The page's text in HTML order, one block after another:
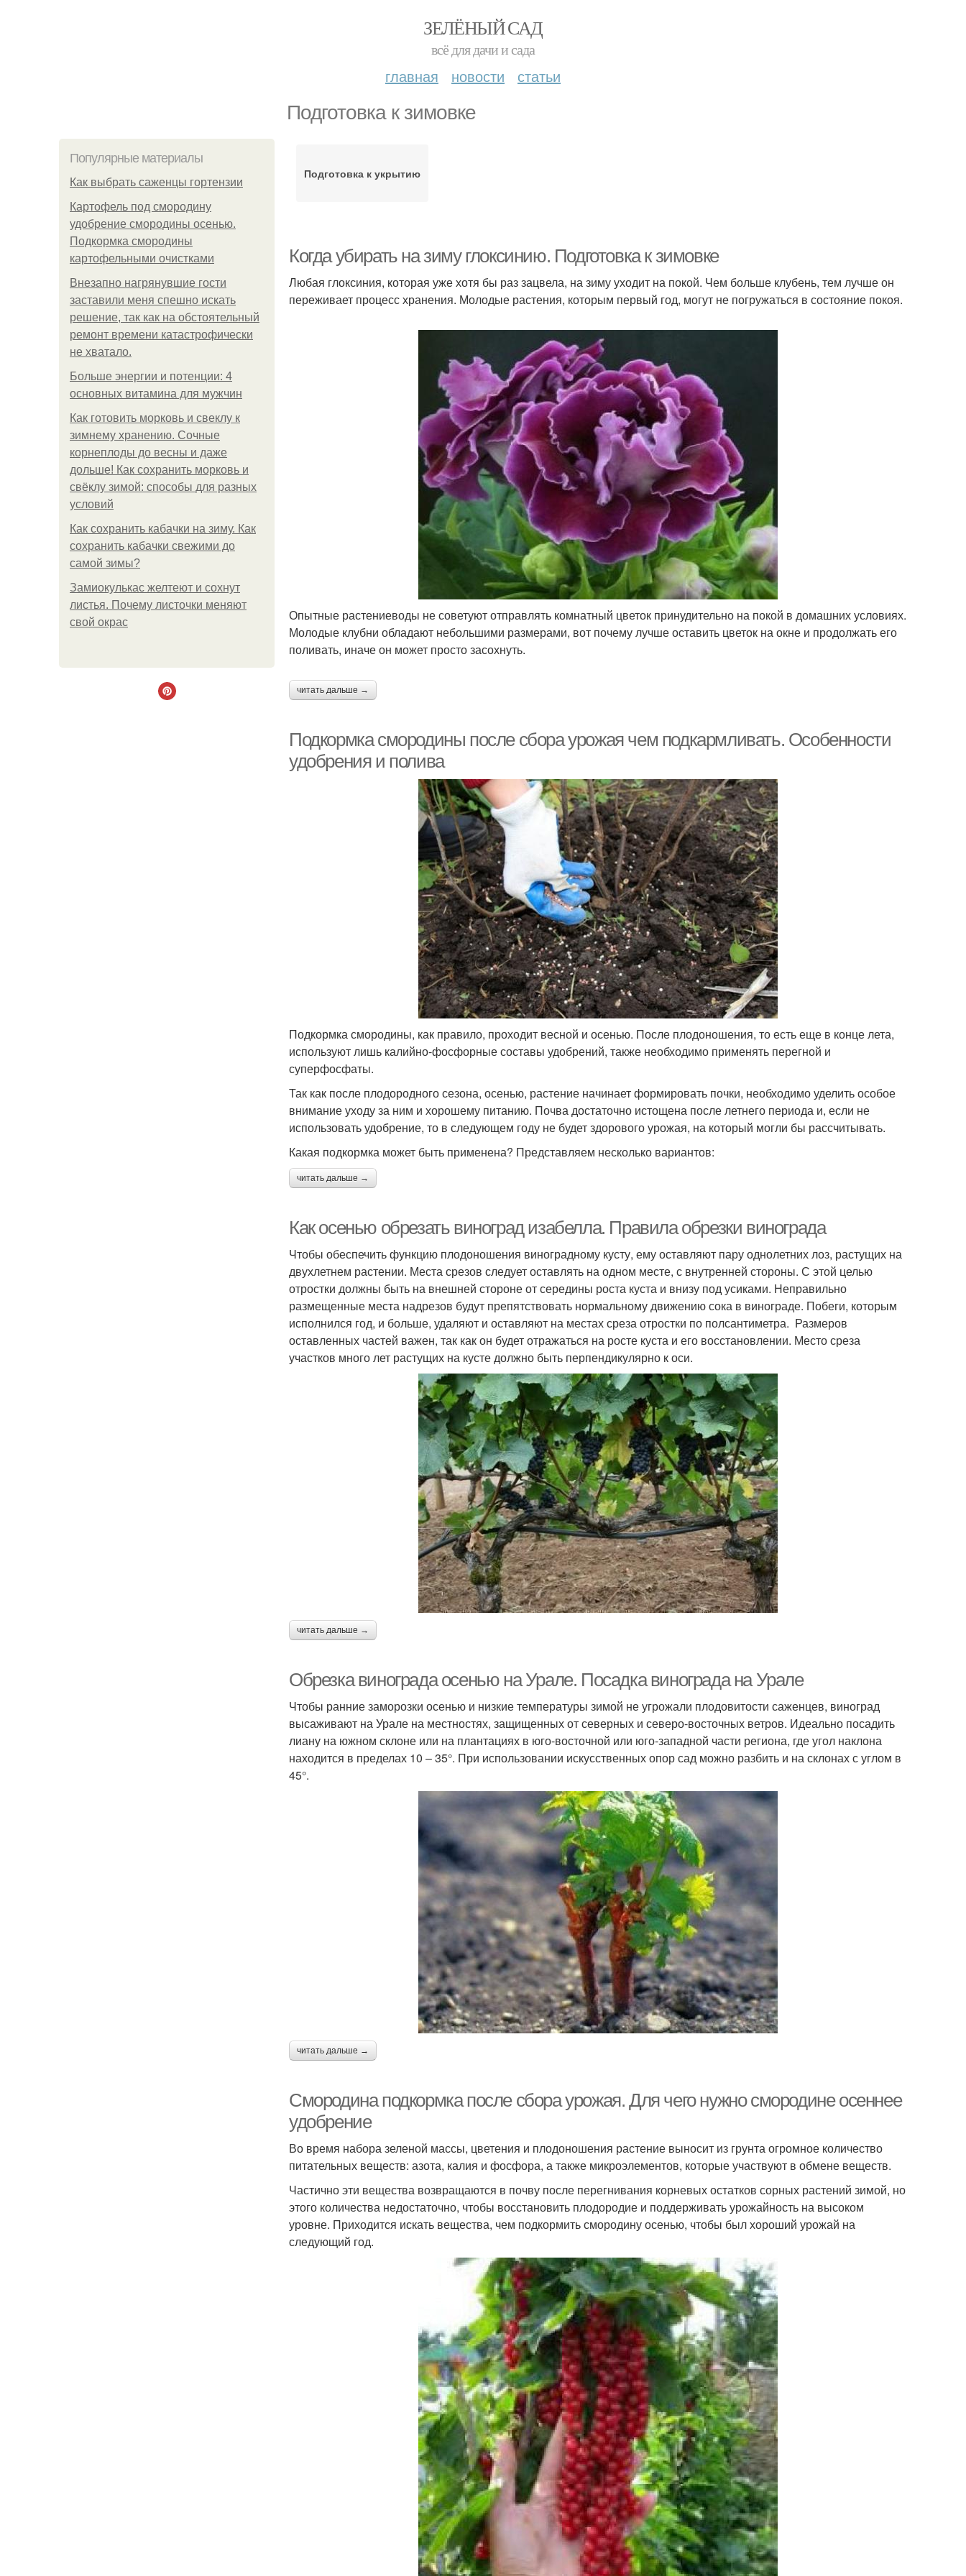
ЗЕЛЁНЫЙ САД
всё для дачи и сада
главная новости статьи
Подготовка к зимовке
Популярные материалы
Как выбрать саженцы гортензии
Картофель под смородину
удобрение смородины осенью.
Подкормка смородины
картофельными очистками
Внезапно нагрянувшие гости
заставили меня спешно искать
решение, так как на обстоятельный
ремонт времени катастрофически
не хватало.
Больше энергии и потенции: 4
основных витамина для мужчин
Как готовить морковь и свеклу к
зимнему хранению. Сочные
корнеплоды до весны и даже
дольше! Как сохранить морковь и
свёклу зимой: способы для разных
условий
Как сохранить кабачки на зиму. Как
сохранить кабачки свежими до
самой зимы?
Замиокулькас желтеют и сохнут
листья. Почему листочки меняют
свой окрас
Подготовка к укрытию
Когда убирать на зиму глоксинию. Подготовка к зимовке
Любая глоксиния, которая уже хотя бы раз зацвела, на зиму уходит на покой. Чем больше клубень, тем лучше он
переживает процесс хранения. Молодые растения, которым первый год, могут не погружаться в состояние покоя.
Опытные растениеводы не советуют отправлять комнатный цветок принудительно на покой в домашних условиях.
Молодые клубни обладают небольшими размерами, вот почему лучше оставить цветок на окне и продолжать его
поливать, иначе он может просто засохнуть.
читать дальше →
Подкормка смородины после сбора урожая чем подкармливать. Особенности
удобрения и полива
Подкормка смородины, как правило, проходит весной и осенью. После плодоношения, то есть еще в конце лета,
используют лишь калийно-фосфорные составы удобрений, также необходимо применять перегной и
суперфосфаты.
Так как после плодородного сезона, осенью, растение начинает формировать почки, необходимо уделить особое
внимание уходу за ним и хорошему питанию. Почва достаточно истощена после летнего периода и, если не
использовать удобрение, то в следующем году не будет здорового урожая, на который могли бы рассчитывать.
Какая подкормка может быть применена? Представляем несколько вариантов:
читать дальше →
Как осенью обрезать виноград изабелла. Правила обрезки винограда
Чтобы обеспечить функцию плодоношения виноградному кусту, ему оставляют пару однолетних лоз, растущих на
двухлетнем растении. Места срезов следует оставлять на одном месте, с внутренней стороны. С этой целью
отростки должны быть на внешней стороне от середины роста куста и внизу под усиками. Неправильно
размещенные места надрезов будут препятствовать нормальному движению сока в винограде. Побеги, которым
исполнился год, и больше, удаляют и оставляют на местах среза отростки по полсантиметра. Размеров
оставленных частей важен, так как он будет отражаться на росте куста и его восстановлении. Место среза
участков много лет растущих на кусте должно быть перпендикулярно к оси.
читать дальше →
Обрезка винограда осенью на Урале. Посадка винограда на Урале
Чтобы ранние заморозки осенью и низкие температуры зимой не угрожали плодовитости саженцев, виноград
высаживают на Урале на местностях, защищенных от северных и северо-восточных ветров. Идеально посадить
лиану на южном склоне или на плантациях в юго-восточной или юго-западной части региона, где угол наклона
находится в пределах 10 – 35°. При использовании искусственных опор сад можно разбить и на склонах с углом в
45°.
читать дальше →
Смородина подкормка после сбора урожая. Для чего нужно смородине осеннее
удобрение
Во время набора зеленой массы, цветения и плодоношения растение выносит из грунта огромное количество
питательных веществ: азота, калия и фосфора, а также микроэлементов, которые участвуют в обмене веществ.
Частично эти вещества возвращаются в почву после перегнивания корневых остатков сорных растений зимой, но
этого количества недостаточно, чтобы восстановить плодородие и поддерживать урожайность на высоком
уровне. Приходится искать вещества, чем подкормить смородину осенью, чтобы был хороший урожай на
следующий год.